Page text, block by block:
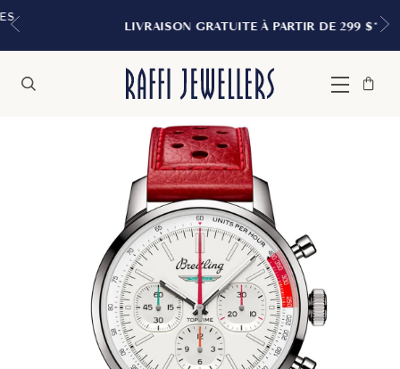
LIVRAISON GRATUITE À PARTIR DE 299 $*
Menu
Sac
Fermer